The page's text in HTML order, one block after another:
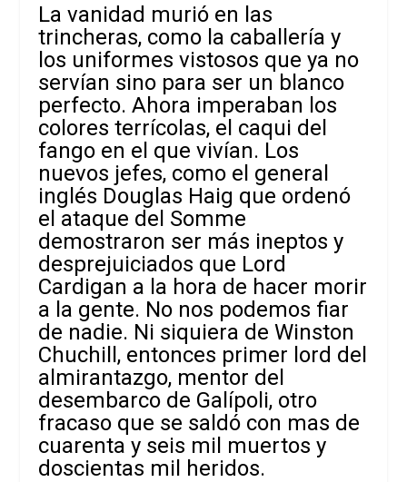
La vanidad murió en las
trincheras, como la caballería y
los uniformes vistosos que ya no
servían sino para ser un blanco
perfecto. Ahora imperaban los
colores terrícolas, el caqui del
fango en el que vivían. Los
nuevos jefes, como el general
inglés Douglas Haig que ordenó
el ataque del Somme
demostraron ser más ineptos y
desprejuiciados que Lord
Cardigan a la hora de hacer morir
a la gente. No nos podemos fiar
de nadie. Ni siquiera de Winston
Chuchill, entonces primer lord del
almirantazgo, mentor del
desembarco de Galípoli, otro
fracaso que se saldó con mas de
cuarenta y seis mil muertos y
doscientas mil heridos.